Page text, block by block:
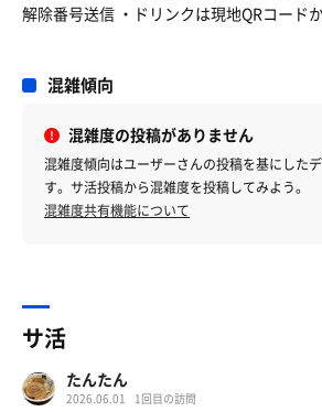
解除番号送信 ・ドリンクは現地QRコード
混雑傾向
混雑度の投稿がありません
混雑度傾向はユーザーさんの投稿を基にした
す。サ活投稿から混雑度を投稿してみよう。
混雑度共有機能について
サ活
たんたん
2026.06.01 1回目の訪問